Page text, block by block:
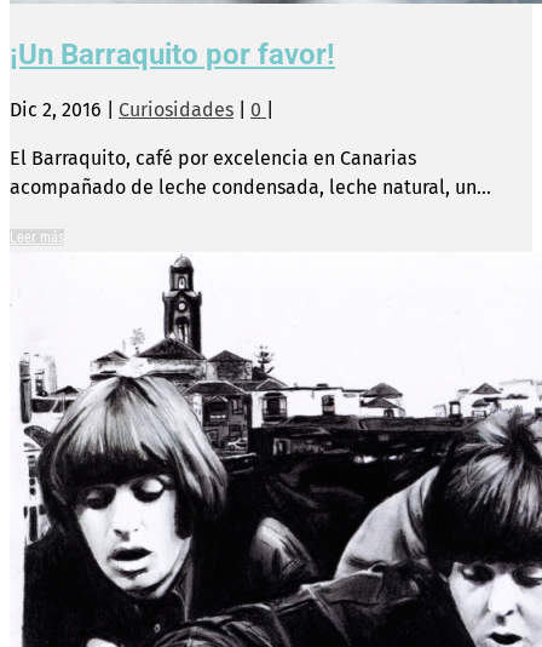
¡Un Barraquito por favor!
Dic 2, 2016 Curiosidades 0
El Barraquito, café por excelencia en Canarias
acompañado de leche condensada, leche natural, un...
Leer más